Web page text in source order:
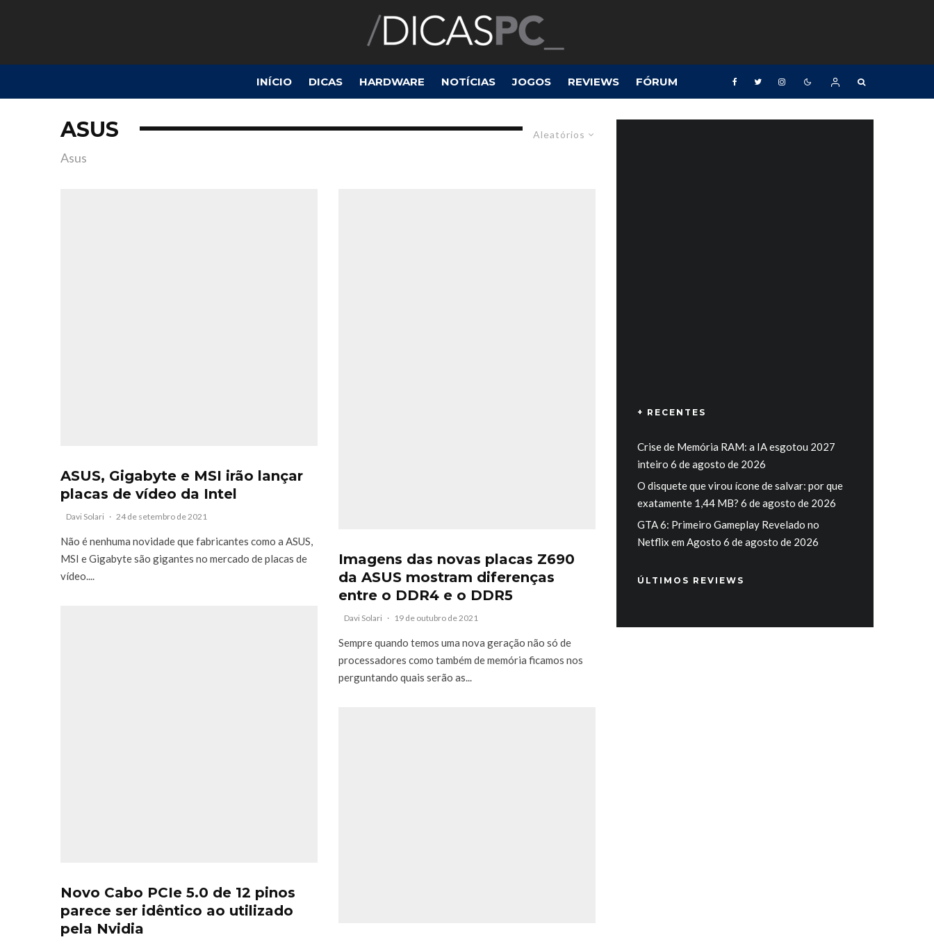
INÍCIO DICAS HARDWARE NOTÍCIAS JOGOS REVIEWS FÓRUM
Aleatórios
ASUS
Asus
ASUS, Gigabyte e MSI irão lançar
placas de vídeo da Intel
Davi Solari · 24 de setembro de 2021
Não é nenhuma novidade que fabricantes como a ASUS,
MSI e Gigabyte são gigantes no mercado de placas de
vídeo....
Novo Cabo PCIe 5.0 de 12 pinos
parece ser idêntico ao utilizado
pela Nvidia
Imagens das novas placas Z690
da ASUS mostram diferenças
entre o DDR4 e o DDR5
Davi Solari · 19 de outubro de 2021
Sempre quando temos uma nova geração não só de
processadores como também de memória ficamos nos
perguntando quais serão as...
+ RECENTES
Crise de Memória RAM: a IA esgotou 2027
inteiro 6 de agosto de 2026
O disquete que virou ícone de salvar: por que
exatamente 1,44 MB? 6 de agosto de 2026
GTA 6: Primeiro Gameplay Revelado no
Netflix em Agosto 6 de agosto de 2026
ÚLTIMOS REVIEWS